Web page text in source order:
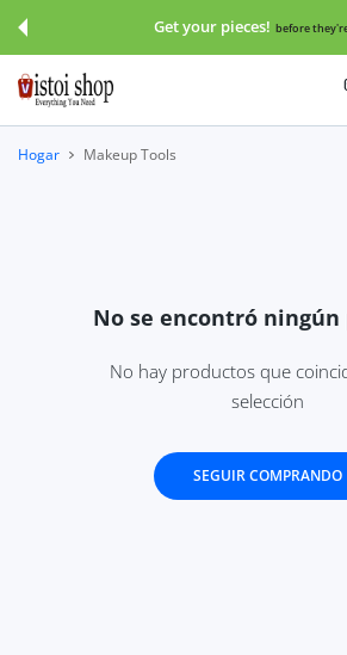
AL CONTENIDO Get your pieces! before
Hogar Makeup Tools
No se encontró
No hay productos que
selección
SEGUIR COMPRANDO